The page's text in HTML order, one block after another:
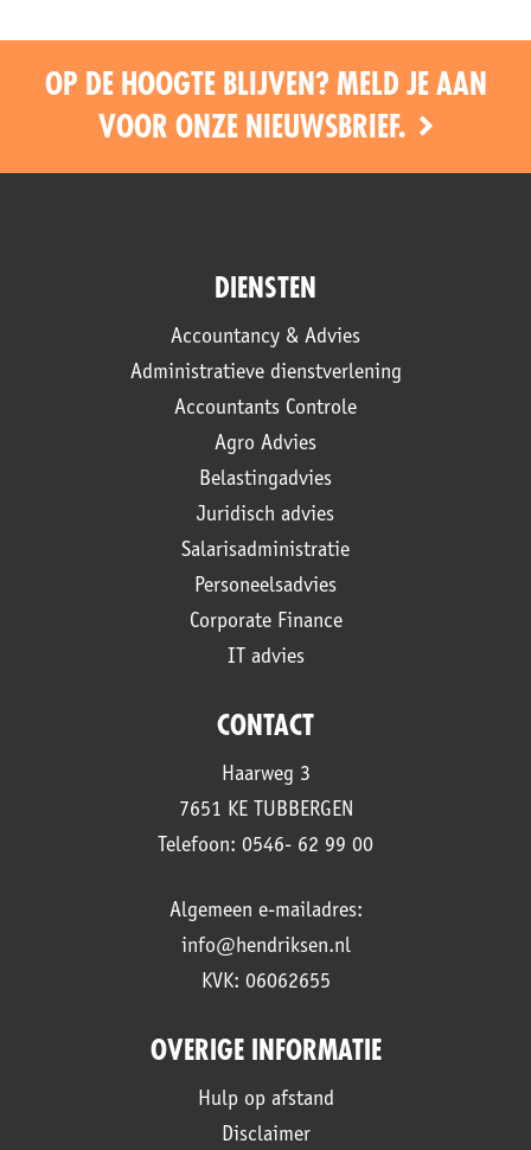
OP DE HOOGTE BLIJVEN? MELD JE AAN
VOOR ONZE NIEUWSBRIEF.
DIENSTEN
Accountancy & Advies
Administratieve dienstverlening
Accountants Controle
Agro Advies
Belastingadvies
Juridisch advies
Salarisadministratie
Personeelsadvies
Corporate Finance
IT advies
CONTACT
Haarweg 3
7651 KE TUBBERGEN
Telefoon: 0546- 62 99 00
Algemeen e-mailadres:
info@hendriksen.nl
KVK: 06062655
OVERIGE INFORMATIE
Hulp op afstand
Disclaimer